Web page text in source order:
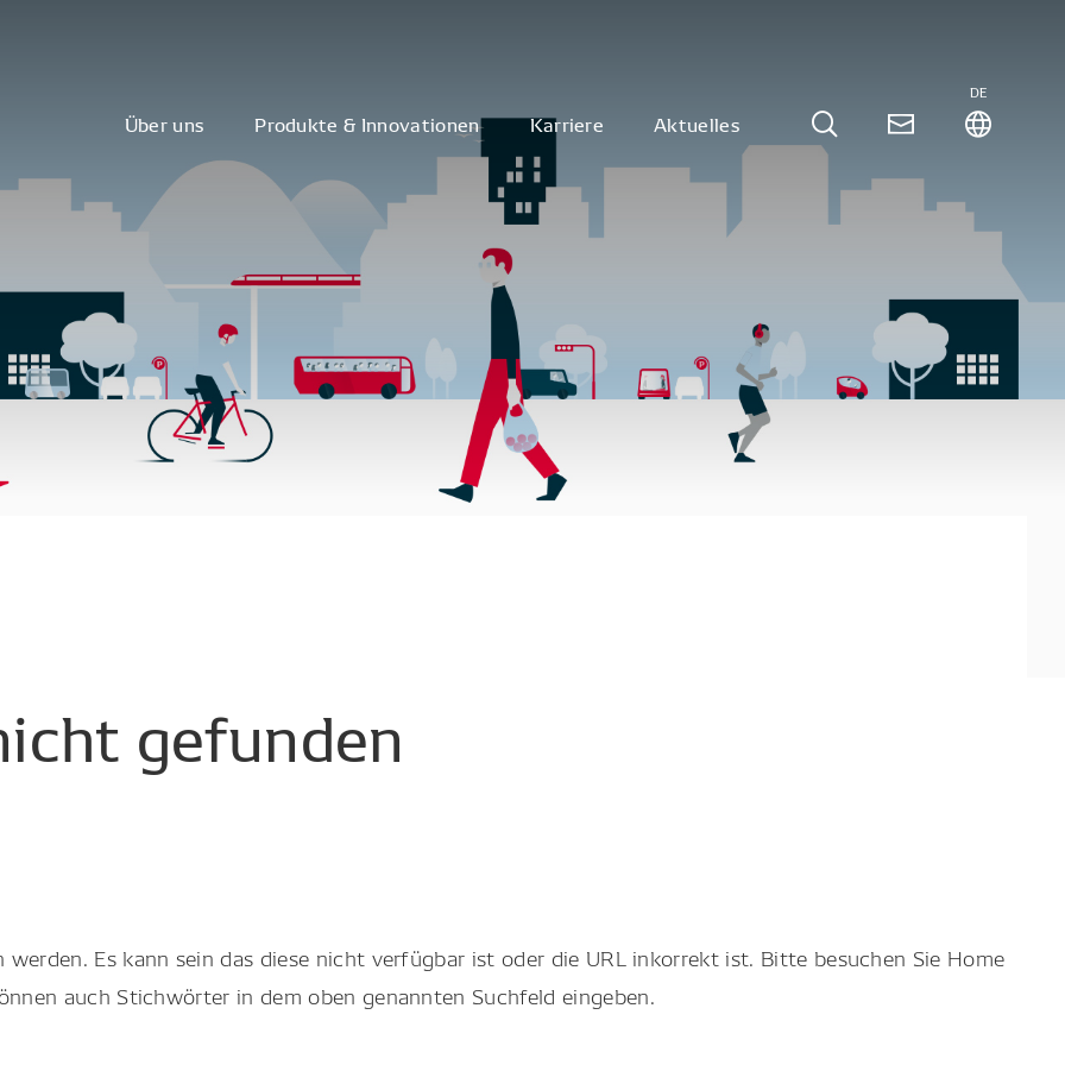
Über uns Produkte & Innovationen Karriere Aktuelles
DE
gefunden
Es kann sein das diese nicht verfügbar ist oder die URL inkorrekt ist. Bitte besuchen Sie Home
auch Stichwörter in dem oben genannten Suchfeld eingeben.